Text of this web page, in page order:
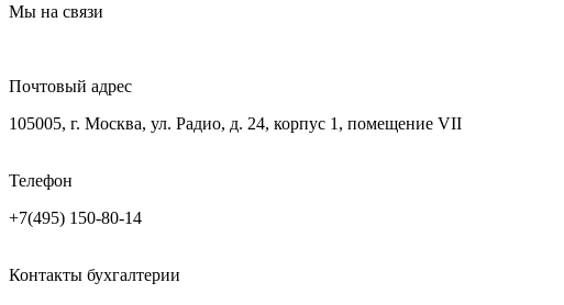
Мы на связи
Почтовый адрес
105005, г. Москва, ул. Радио, д. 24, корпус 1, помещение VII
Телефон
+7(495) 150-80-14
Контакты бухгалтерии